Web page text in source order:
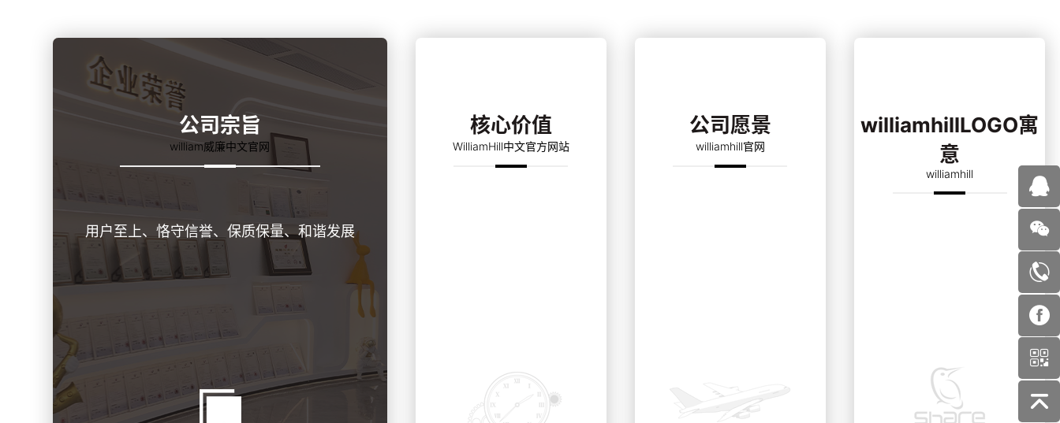
公司宗旨
william威廉中文官网
用户至上、恪守信誉、保质保量、和谐发展
核心价值
WilliamHill中文官方网站
公司愿景
williamhill官网
williamhillLOGO寓
意
williamhill
如不断寻觅、收集创造美丽